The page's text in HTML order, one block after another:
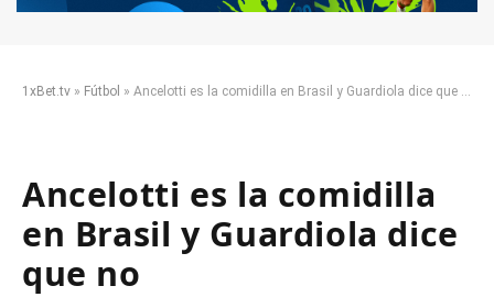
1xBet.tv » Fútbol » Ancelotti es la comidilla en Brasil y Guardiola dice que no
Ancelotti es la comidilla
en Brasil y Guardiola dice
que no